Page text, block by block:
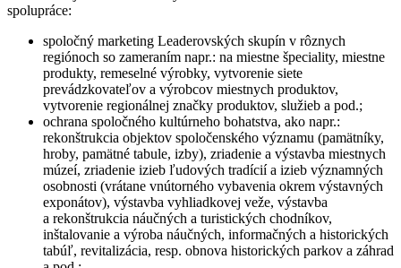
spolupráce:
spoločný marketing Leaderovských skupín v rôznych
regiónoch so zameraním napr.: na miestne špeciality, miestne
produkty, remeselné výrobky, vytvorenie siete
prevádzkovateľov a výrobcov miestnych produktov,
vytvorenie regionálnej značky produktov, služieb a pod.;
ochrana spoločného kultúrneho bohatstva, ako napr.:
rekonštrukcia objektov spoločenského významu (pamätníky,
hroby, pamätné tabule, izby), zriadenie a výstavba miestnych
múzeí, zriadenie izieb ľudových tradícií a izieb významných
osobnosti (vrátane vnútorného vybavenia okrem výstavných
exponátov), výstavba vyhliadkovej veže, výstavba
a rekonštrukcia náučných a turistických chodníkov,
inštalovanie a výroba náučných, informačných a historických
tabúľ, revitalizácia, resp. obnova historických parkov a záhrad